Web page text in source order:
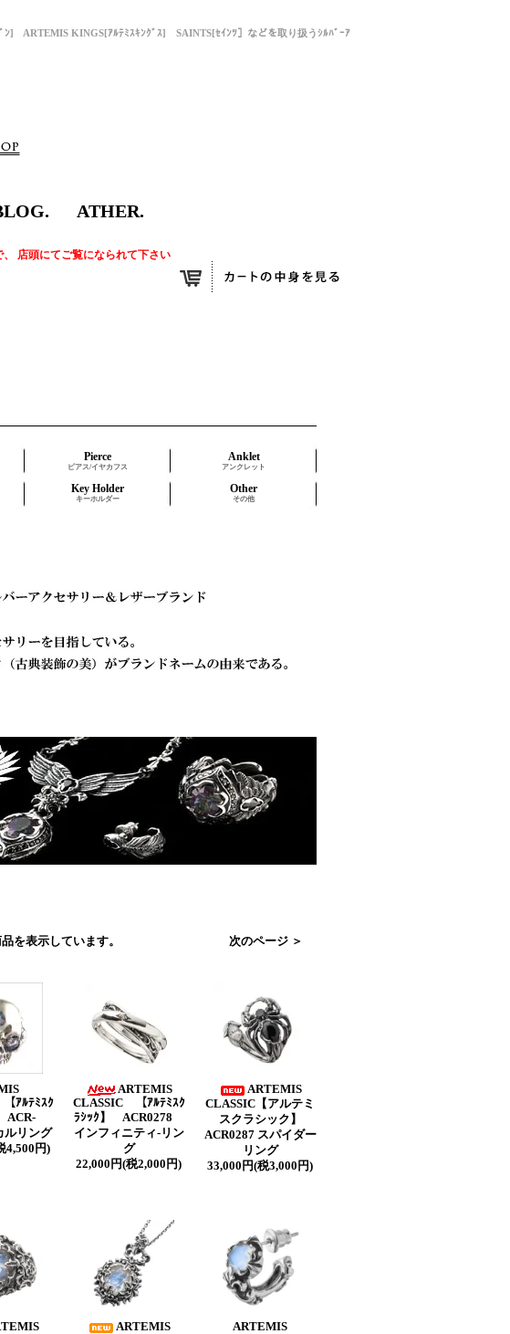
] ARTEMIS KINGS[ｱﾙﾃﾐｽｷﾝｸﾞｽ] SAINTS[ｾｲﾝﾂ］などを取り扱うｼﾙﾊﾞｰｱ
ATHER.
店頭にてご覧になられて下さい
Pierce
ピアス/イヤカフス
Anklet
アンクレット
Key Holder
キーホルダー
Other
その他
を表示しています。
次のページ ＞
ｱﾙﾃﾐｽｸ
ACR-
リング
4,500円)
ARTEMIS
CLASSIC 【ｱﾙﾃﾐｽｸ
ﾗｼｯｸ】 ACR0278
インフィニティ-リン
グ
22,000円(税2,000円)
ARTEMIS
CLASSIC【アルテミ
スクラシック】
ACR0287 スパイダー
リング
33,000円(税3,000円)
ARTEMIS
ARTEMIS